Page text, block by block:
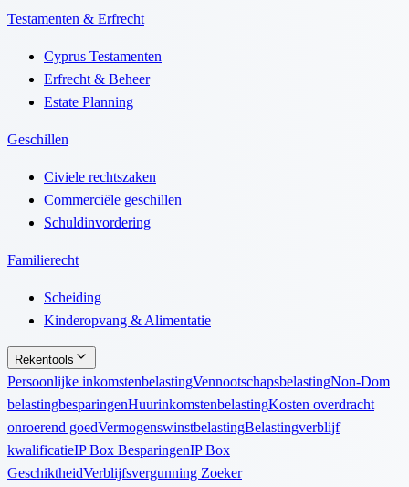
Testamenten & Erfrecht
Cyprus Testamenten
Erfrecht & Beheer
Estate Planning
Geschillen
Civiele rechtszaken
Commerciële geschillen
Schuldinvordering
Familierecht
Scheiding
Kinderopvang & Alimentatie
Rekentools
Persoonlijke inkomstenbelastingVennootschapsbelastingNon-Dom
belastingbesparingenHuurinkomstenbelastingKosten overdracht
onroerend goedVermogenswinstbelastingBelastingverblijf
kwalificatieIP Box BesparingenIP Box
GeschiktheidVerblijfsvergunning Zoeker